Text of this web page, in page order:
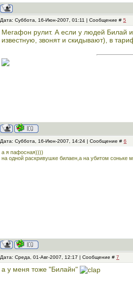
Дата: Суббота, 16-Июн-2007, 01:11 | Сообщение # 5
Мегафон рулит. А если у людей Билай
известную, звонят и скидывают), в
Дата: Суббота, 16-Июн-2007, 14:24 | Сообщение # 6
а я пафосная))))
на одной раскривушке билаен,а на убитом соньке
Дата: Среда, 01-Авг-2007, 12:17 | Сообщение # 7
а у меня тоже "Билайн"